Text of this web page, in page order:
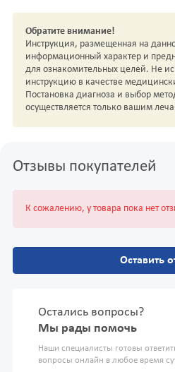
Обратите внимание!
Инструкция, размещенная на
информационный характер и
для ознакомительных целей. Не
инструкцию в качестве
Постановка диагноза и выбор
осуществляется только вашим
Отзывы покупателей
К сожалению, у товара пока нет
Оставить
Остались вопросы?
Мы рады помочь
Наши специалисты готовы
вопросы онлайн в любое время